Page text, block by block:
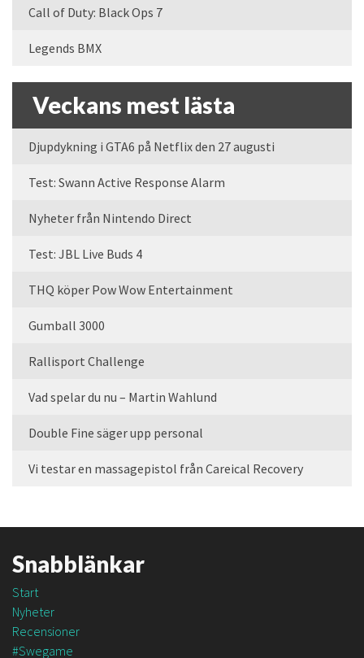
Call of Duty: Black Ops 7
Legends BMX
Veckans mest lästa
Djupdykning i GTA6 på Netflix den 27 augusti
Test: Swann Active Response Alarm
Nyheter från Nintendo Direct
Test: JBL Live Buds 4
THQ köper Pow Wow Entertainment
Gumball 3000
Rallisport Challenge
Vad spelar du nu – Martin Wahlund
Double Fine säger upp personal
Vi testar en massagepistol från Careical Recovery
Snabblänkar
Start
Nyheter
Recensioner
#Swegame